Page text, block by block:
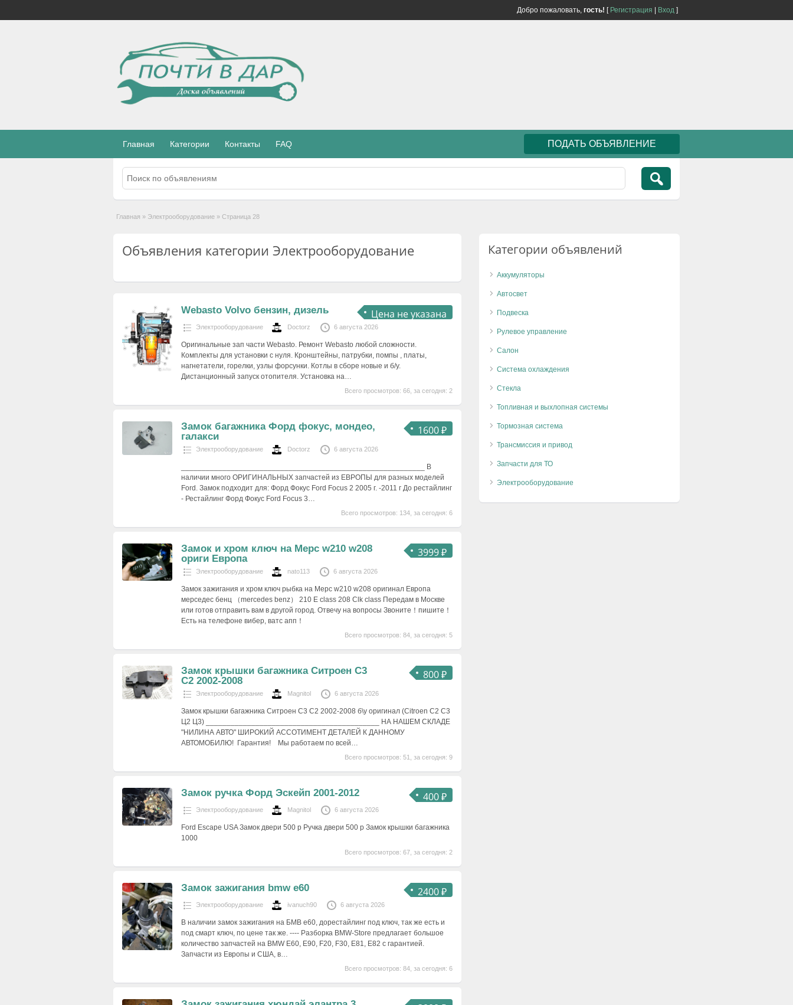
Добро пожаловать, гость! [ Регистрация Вход ]
Главная Категории Контакты FAQ ПОДАТЬ ОБЪЯВЛЕНИЕ
Главная » Электрооборудование » Страница 28
Объявления категории Электрооборудование
Цена не указана
Webasto Volvo бензин, дизель
Электрооборудование Doctorz 6 августа 2026
Оригинальные зап части Webasto. Ремонт Webasto любой сложности.
Комплекты для установки с нуля. Кронштейны, патрубки, помпы , платы,
нагнетатели, горелки, узлы форсунки. Котлы в сборе новые и б/у.
Дистанционный запуск отопителя. Установка на…
Всего просмотров: 66, за сегодня: 2
1600 ₽
Замок багажника Форд фокус, мондео,
галакси
Электрооборудование Doctorz 6 августа 2026
___________________________________________________________ В
наличии много ОРИГИНАЛЬНЫХ запчастей из ЕВРОПЫ для разных моделей
Ford. Замок подходит для: Форд Фокус Ford Focus 2 2005 г. -2011 г До рестайлинг
- Рестайлинг Форд Фокус Ford Focus 3…
Всего просмотров: 134, за сегодня: 6
3999 ₽
Замок и хром ключ на Мерс w210 w208
ориги Европа
Электрооборудование nato113 6 августа 2026
Замок зажигания и хром ключ рыбка на Мерс w210 w208 оригинал Европа
мерседес бенц （mercedes benz） 210 E class 208 Clk class Передам в Москве
или готов отправить вам в другой город. Отвечу на вопросы Звоните！пишите！
Есть на телефоне вибер, ватс апп！
Всего просмотров: 84, за сегодня: 5
800 ₽
Замок крышки багажника Ситроен С3
С2 2002-2008
Электрооборудование Magnitol 6 августа 2026
Замок крышки багажника Ситроен С3 С2 2002-2008 б\у оригинал (Citroen C2 C3
Ц2 Ц3) __________________________________________ НА НАШЕМ СКЛАДЕ
"НИЛИНА АВТО" ШИРОКИЙ АССОТИМЕНТ ДЕТАЛЕЙ К ДАННОМУ
АВТОМОБИЛЮ! Гарантия! Мы работаем по всей…
Всего просмотров: 51, за сегодня: 9
400 ₽
Замок ручка Форд Эскейп 2001-2012
Электрооборудование Magnitol 6 августа 2026
Ford Escape USA Замок двери 500 р Ручка двери 500 р Замок крышки багажника
1000
Всего просмотров: 67, за сегодня: 2
2400 ₽
Замок зажигания bmw e60
Электрооборудование ivanuch90 6 августа 2026
В наличии замок зажигания на БМВ е60, дорестайлинг под ключ, так же есть и
под смарт ключ, по цене так же. ---- Разборка BMW-Store предлагает большое
количество запчастей на BMW E60, E90, F20, F30, E81, E82 с гарантией.
Запчасти из Европы и США, в…
Всего просмотров: 84, за сегодня: 6
Категории объявлений
Аккумуляторы
Автосвет
Подвеска
Рулевое управление
Салон
Система охлаждения
Стекла
Топливная и выхлопная системы
Тормозная система
Трансмиссия и привод
Запчасти для ТО
Электрооборудование